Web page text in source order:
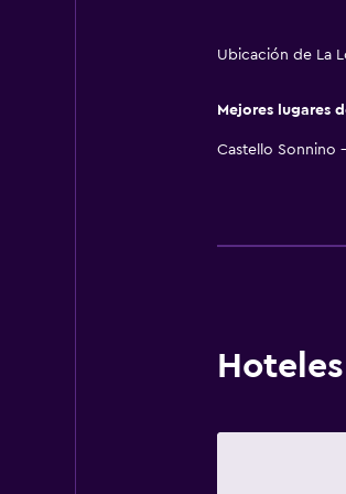
Ubicación de La
Mejores lugares
Castello Sonnino